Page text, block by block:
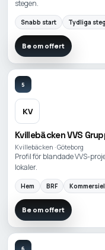
stegen.
Snabb start Tydliga steg
Be om offert
5
KV
Kvillebäcken VVS
Kvillebäcken · Göteborg
Profil för blandade VVS-
lokaler.
Hem BRF
Be om offert
6